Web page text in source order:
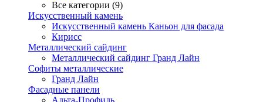
Все категории (9)
Искусственный камень
Искусственный камень Каньон для фасада
Кирисс
Металлический сайдинг
Металлический сайдинг Гранд Лайн
Софиты металлические
Гранд Лайн
Фасадные панели
Альта-Профиль